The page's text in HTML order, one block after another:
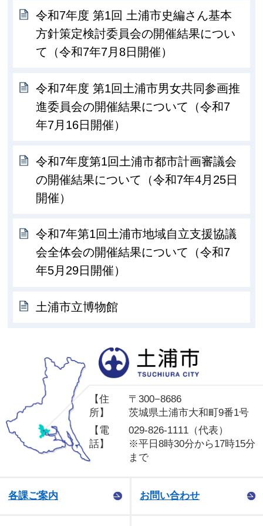
令和7年度 第1回 土浦市史編さん基本
方針策定検討委員会の開催結果につい
て（令和7年7月8日開催）
令和7年度 第1回土浦市男女共同参画推
進委員会の開催結果について（令和7
年7月16日開催）
令和7年度第1回土浦市都市計画審議会
の開催結果について（令和7年4月25日
開催）
令和7年第1回土浦市地域自立支援協議
会全体会の開催結果について（令和7
年5月29日開催）
土浦市立博物館
【住
所】
〒300−8686
茨城県土浦市大和町9番1号
【電
話】
029-826-1111（代表）
※平日8時30分から17時15分
まで
各課ご案内 お問い合わせ